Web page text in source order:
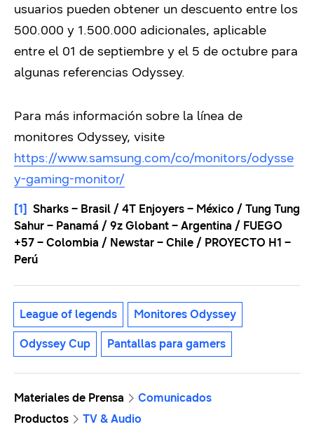
usuarios pueden obtener un descuento entre los
500.000 y 1.500.000 adicionales, aplicable
entre el 01 de septiembre y el 5 de octubre para
algunas referencias Odyssey.
Para más información sobre la línea de
monitores Odyssey, visite
https://www.samsung.com/co/monitors/odysse
y-gaming-monitor/
[1] Sharks – Brasil / 4T Enjoyers – México / Tung Tung
Sahur – Panamá / 9z Globant – Argentina / FUEGO
+57 – Colombia / Newstar – Chile / PROYECTO H1 –
Perú
League of legends Monitores Odyssey
Odyssey Cup Pantallas para gamers
Materiales de Prensa
Comunicados
Productos
TV & Audio